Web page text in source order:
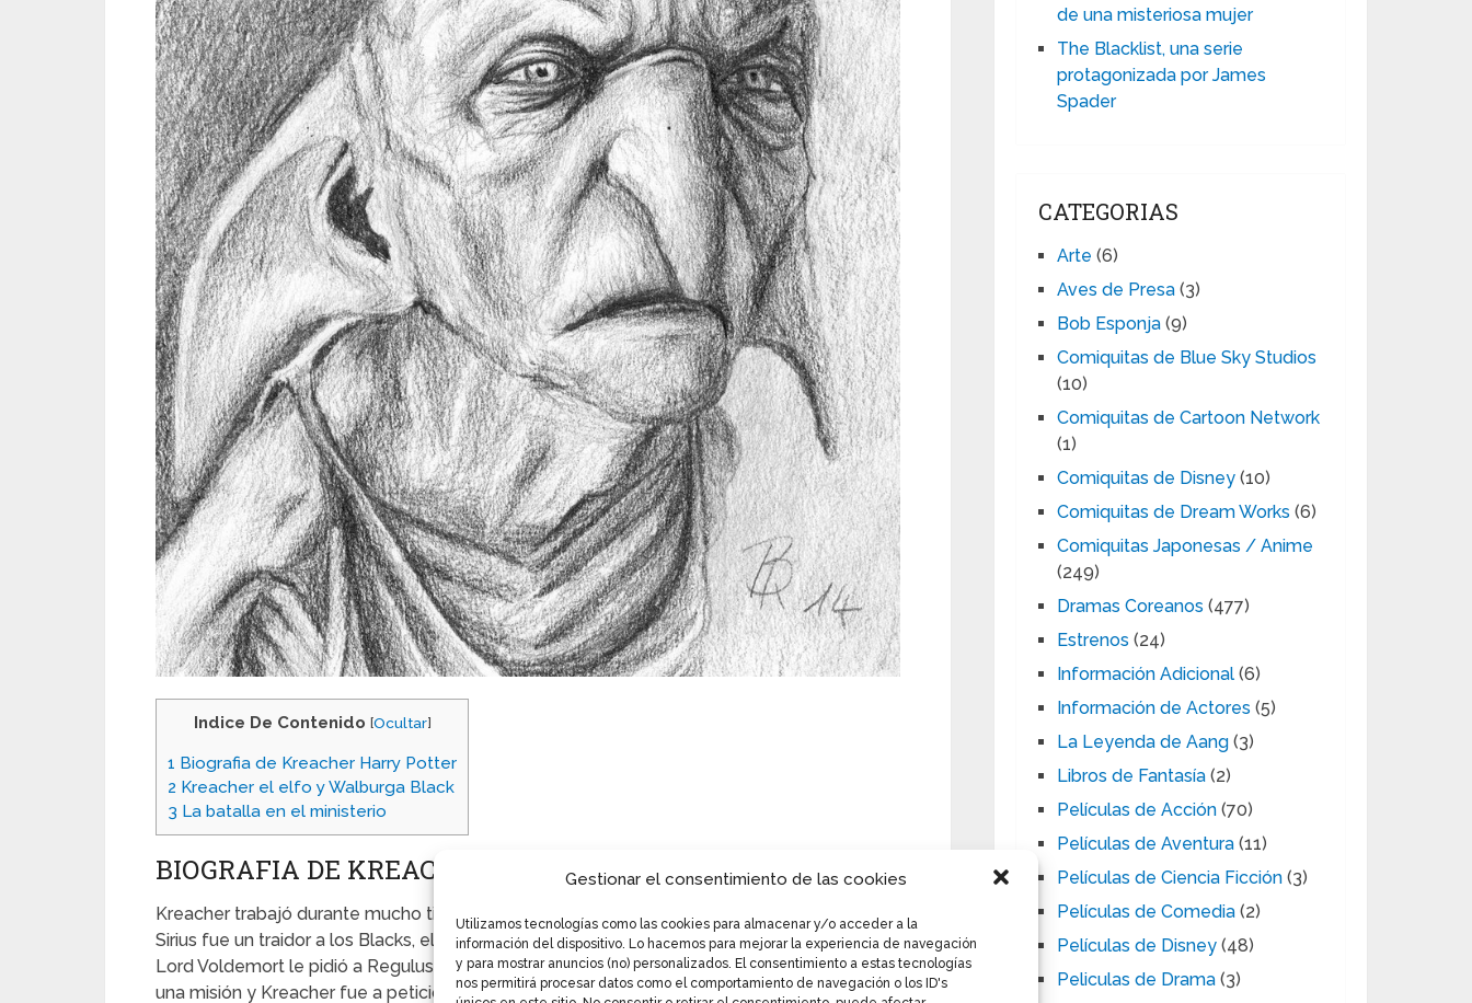
Gestionar el consentimiento de las cookies
Utilizamos tecnologías como las cookies para almacenar y/o acceder a la
información del dispositivo. Lo hacemos para mejorar la experiencia de navegación
y para mostrar anuncios (no) personalizados. El consentimiento a estas tecnologías
nos permitirá procesar datos como el comportamiento de navegación o los ID's
Indice De Contenido [Ocultar]
1 Biografia de Kreacher Harry Potter
2 Kreacher el elfo y Walburga Black
3 La batalla en el ministerio
BIOGRAFIA DE KREACHER HARRY POTTER
Kreacher trabajó durante mucho tiempo para Walburga Black y su hijo Regulus, ya que
Sirius fue un traidor a los Blacks, el elfo tenía un increíble apego con la familia. En 1979,
Lord Voldemort le pidió a Regulus, que era un Mortífago, que le presentara al elfo para
una misión y Kreacher fue a petición de Regulus en solitario: regresar vivo y revelarle lo
de una misteriosa mujer
The Blacklist, una serie
protagonizada por James
Spader
CATEGORIAS
Arte (6)
Aves de Presa (3)
Bob Esponja (9)
Comiquitas de Blue Sky Studios
(10)
Comiquitas de Cartoon Network
(1)
Comiquitas de Disney (10)
Comiquitas de Dream Works (6)
Comiquitas Japonesas / Anime
(249)
Dramas Coreanos (477)
Estrenos (24)
Información Adicional (6)
Información de Actores (5)
La Leyenda de Aang (3)
Libros de Fantasía (2)
Películas de Acción (70)
Películas de Aventura (11)
Películas de Ciencia Ficción (3)
Películas de Comedia (2)
Películas de Disney (48)
Peliculas de Drama (3)